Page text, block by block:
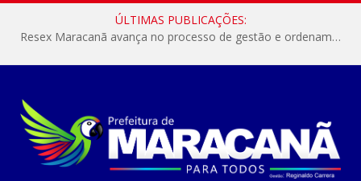
ÚLTIMAS PUBLICAÇÕES:
Resex Maracanã avança no processo de gestão e ordenamento do turismo em nossas áreas protegidas.